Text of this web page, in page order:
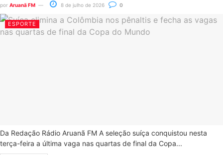
por Aruanã FM 8 de julho de 2026 0
ESPORTE
Da Redação Rádio Aruanã FM A seleção suíça conquistou nesta
terça-feira a última vaga nas quartas de final da Copa...